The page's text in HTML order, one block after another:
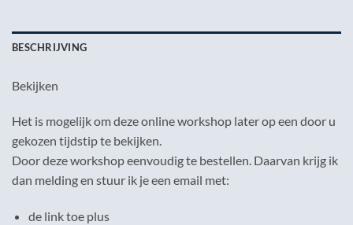
BESCHRIJVING
Bekijken
Het is mogelijk om deze online workshop later op een door u
gekozen tijdstip te bekijken.
Door deze workshop eenvoudig te bestellen. Daarvan krijg ik
dan melding en stuur ik je een email met:
de link toe plus